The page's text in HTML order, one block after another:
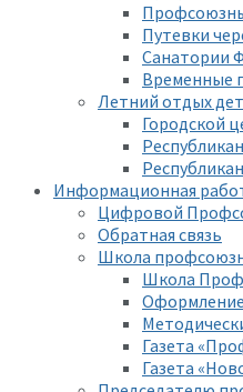
Путевки
Санатории
Временные
Летний отдых
Городской
Информационная
Цифровой
Обратная связь
Школа
Школа
Оформление
Газета
Газета